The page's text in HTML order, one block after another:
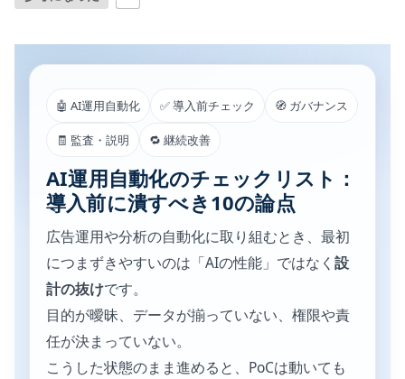
🤖 AI運用自動化 ✅ 導入前チェック 🧭 ガバナンス
🧾 監査・説明 🔁 継続改善
AI運用自動化のチェックリスト：
導入前に潰すべき10の論点
広告運用や分析の自動化に取り組むとき、最初
につまずきやすいのは「AIの性能」ではなく 設
計の抜けです。
目的が曖昧、データが揃っていない、権限や責
任が決まっていない。
こうした状態のまま進めると、PoCは動いても